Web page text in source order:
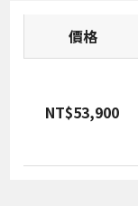
價格
NT$53,900